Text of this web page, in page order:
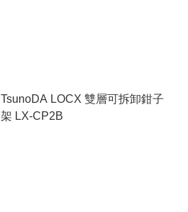
TsunoDA LOCX 雙層可拆卸鉗子
架 LX-CP2B